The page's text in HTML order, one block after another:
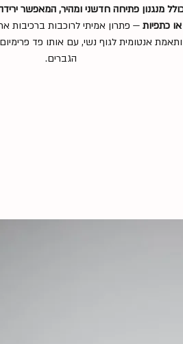
מנגנון פתיחה חדשני ומהיר, המאפשר
או כתפיות — פתרון אמיתי לרוכבות ברכיבות
אנטומית לגוף נשי, עם אותו פד
הגברים.